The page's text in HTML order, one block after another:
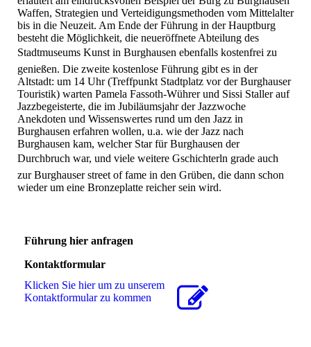
Waffen, Strategien und Verteidigungsmethoden vom Mittelalter
bis in die Neuzeit. Am Ende der Führung in der Hauptburg
besteht die Möglichkeit, die neueröffnete Abteilung des
Stadtmuseums Kunst in Burghausen ebenfalls kostenfrei zu
genießen. Die zweite kostenlose Führung gibt es in der
Altstadt: um 14 Uhr (Treffpunkt Stadtplatz vor der Burghauser
Touristik) warten Pamela Fassoth-Wührer und Sissi Staller auf
Jazzbegeisterte, die im Jubiläumsjahr der Jazzwoche
Anekdoten und Wissenswertes rund um den Jazz in
Burghausen erfahren wollen, u.a. wie der Jazz nach
Burghausen kam, welcher Star für Burghausen der
Durchbruch war, und viele weitere Gschichterln grade auch
zur Burghauser street of fame in den Grüben, die dann schon
wieder um eine Bronzeplatte reicher sein wird.
Führung hier anfragen
Kontaktformular
Klicken Sie hier um zu unserem
Kon­takt­for­mu­lar zu kommen